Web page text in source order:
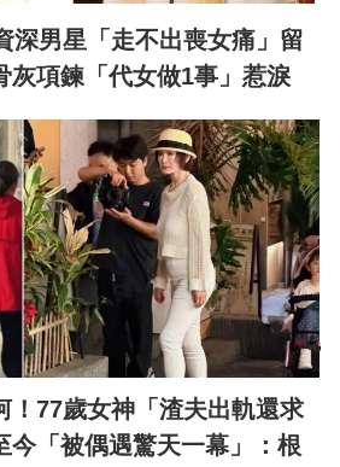
深男星「走不出喪女痛」留
項鍊「代女做1事」惹淚
！77歲女神「渣夫出軌還求
「被偶遇驚天一幕」：根